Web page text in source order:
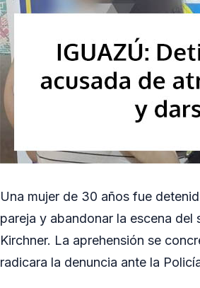
Una mujer de 30 años fue
pareja y abandonar la escena
Kirchner. La aprehensión se
radicara la denuncia ante la